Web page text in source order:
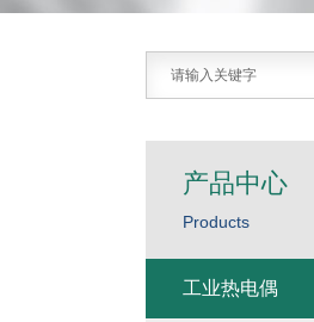
产品中心
Products
工业热电偶